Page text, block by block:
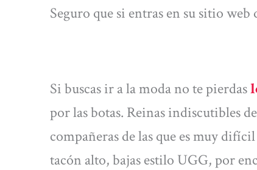
Seguro que si entras en su sitio
Si buscas ir a la moda no te pierdas
por las botas. Reinas indiscutibles
compañeras de las que es muy
tacón alto, bajas estilo UGG, por